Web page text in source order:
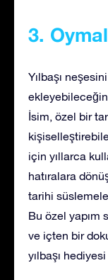
3.
Yılbaşı
İsim, özel bir
için yıllarca
hatıralara
tarihi
Bu özel yapım
ve içten bir
yılbaşı